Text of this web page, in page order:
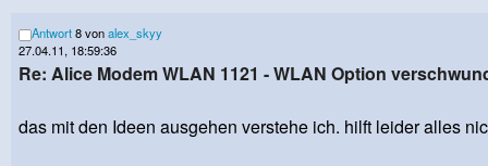
Antwort8 vonalex_skyy
27.04.11, 18:59:36
Re: Alice Modem WLAN 1121 - WLAN Option
das mit den Ideen ausgehen verstehe ich. hilft leider alles